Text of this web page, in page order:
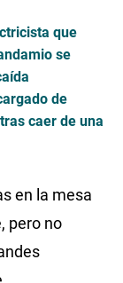
que
se
de
caer de una
en la mesa
pero no